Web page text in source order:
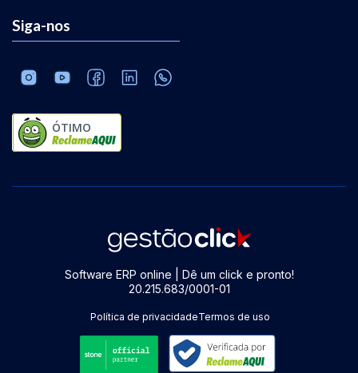
Siga-nos
ÓTIMO
Software ERP online | Dê um click e pronto!
20.215.683/0001-01
Política de privacidadeTermos de uso